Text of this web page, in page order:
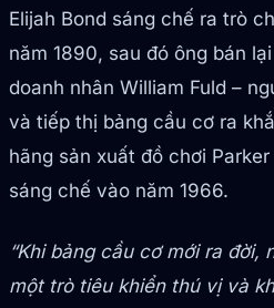
Elijah Bond sáng chế ra trò
năm 1890, sau đó ông bán
doanh nhân William Fuld –
và tiếp thị bảng cầu cơ ra
hãng sản xuất đồ chơi
sáng chế vào năm 1966.
“Khi bảng cầu cơ mới ra đời,
một trò tiêu khiển thú vị và